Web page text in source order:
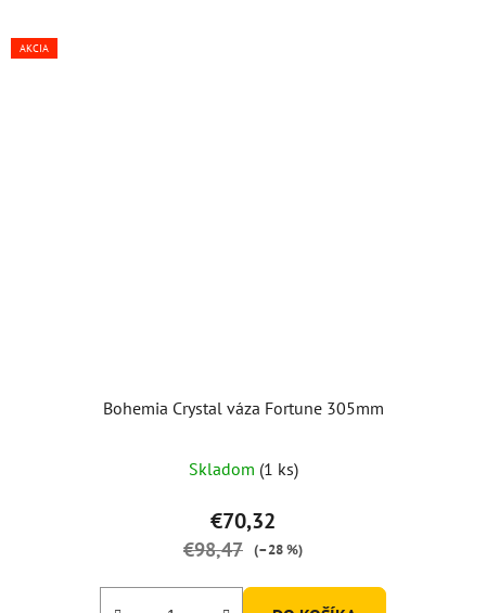
AKCIA
Bohemia Crystal váza Fortune 305mm
hodnotenie
produktu
je
z
Skladom (1 ks)
€70,32
€98,47 (–28 %)